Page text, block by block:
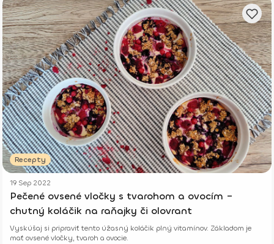
Recepty
19 Sep 2022
Pečené ovsené vločky s tvarohom a ovocím –
chutný koláčik na raňajky či olovrant
Vyskúšaj si pripraviť tento úžasný koláčik plný vitamínov. Základom je
mať ovsené vločky, tvaroh a ovocie.